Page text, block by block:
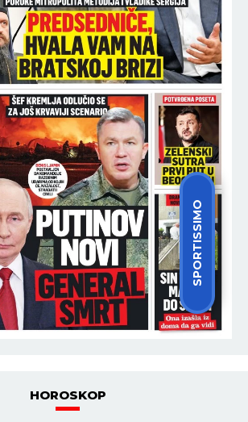
SPORTISSIMO
HOROSKOP